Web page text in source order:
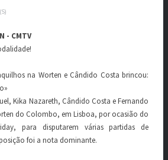
- CMTV
na Worten e Cândido Costa brincou:
Kika Nazareth, Cândido Costa e Fernando
do Colombo, em Lisboa, por ocasião do
para disputarem várias partidas de
foi a nota dominante.